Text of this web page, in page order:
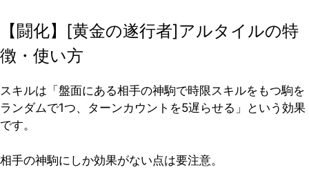
【闘化】[黄金の遂行者]アルタイルの特
徴・使い方
スキルは「盤面にある相手の神駒で時限スキルをもつ駒を
ランダムで1つ、ターンカウントを5遅らせる」という効果
です。
相手の神駒にしか効果がない点は要注意。